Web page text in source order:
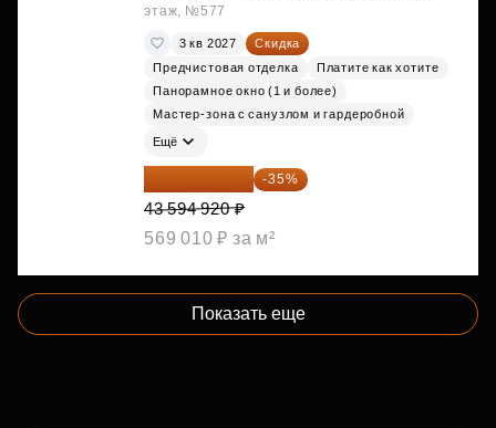
этаж, №577
3 кв 2027
Скидка
Предчистовая отделка
Платите как хотите
Панорамное окно (1 и более)
Мастер-зона с санузлом и гардеробной
Ещё
28 336 698 ₽ -35%
43 594 920 ₽
569 010 ₽ за м²
Показать еще